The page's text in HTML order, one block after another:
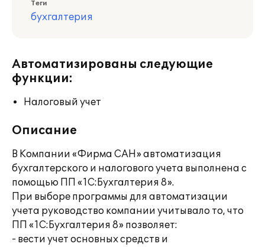
Теги
бухгалтерия
Автоматизированы следующие
функции:
Налоговый учет
Описание
В Компании «Фирма САН» автоматизация
бухгалтерского и налогового учета выполнена с
помощью ПП «1С:Бухгалтерия 8».
При выборе программы для автоматизации
учета руководство компании учитывало то, что
ПП «1С:Бухгалтерия 8» позволяет:
- вести учет основных средств и